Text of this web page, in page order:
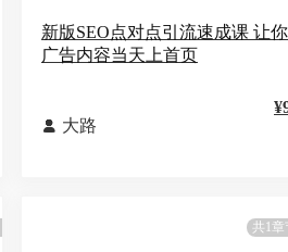
新版SEO点对点引流速成课 让
广告内容当天上首页
 大路
共1章